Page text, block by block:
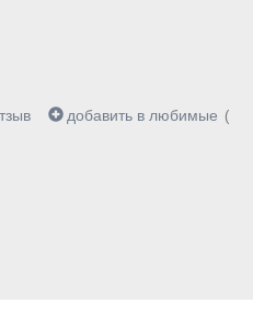
добавить в любимые (